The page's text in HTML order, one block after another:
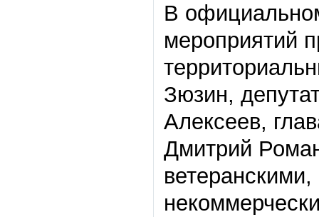
В
мероприятий
Зюзин,
Алексеев,
Дмитрий